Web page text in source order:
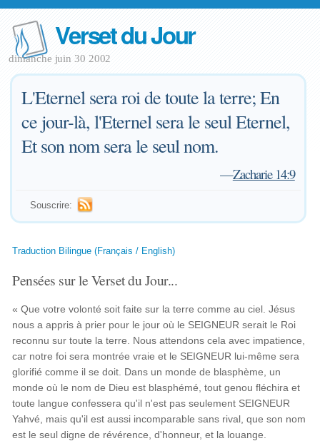
Verset du Jour
dimanche juin 30 2002
L'Eternel sera roi de toute la terre; En
ce jour-là, l'Eternel sera le seul Eternel,
Et son nom sera le seul nom.
—Zacharie 14:9
Souscrire:
Traduction Bilingue (Français / English)
Pensées sur le Verset du Jour...
« Que votre volonté soit faite sur la terre comme au ciel. Jésus
nous a appris à prier pour le jour où le SEIGNEUR serait le Roi
reconnu sur toute la terre. Nous attendons cela avec impatience,
car notre foi sera montrée vraie et le SEIGNEUR lui-même sera
glorifié comme il se doit. Dans un monde de blasphème, un
monde où le nom de Dieu est blasphémé, tout genou fléchira et
toute langue confessera qu'il n'est pas seulement SEIGNEUR
Yahvé, mais qu'il est aussi incomparable sans rival, que son nom
est le seul digne de révérence, d'honneur, et la louange.